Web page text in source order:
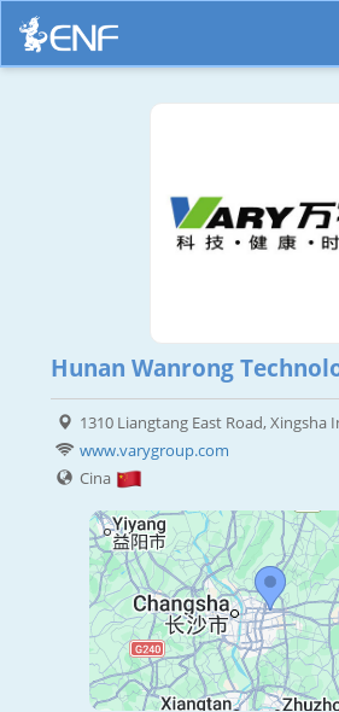
Hunan Wanrong
1310 Liangtang East Road, Xingsha
www.varygroup.com
Cina